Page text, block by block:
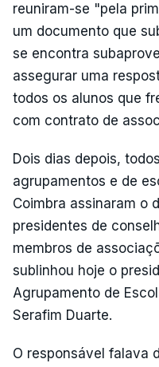
reuniram-se "pela
um documento que
se encontra
assegurar uma
todos os alunos que
com contrato de
Dois dias depois,
agrupamentos e de
Coimbra assinaram o
presidentes de
membros de
sublinhou hoje o
Agrupamento de
Serafim Duarte.
O responsável falava